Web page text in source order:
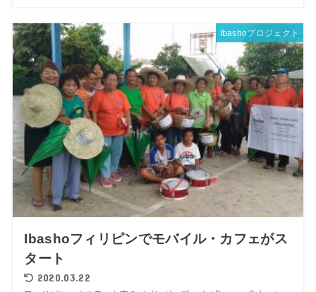
Ibashoプロジェクト
Ibashoフィリピンでモバイル・カフェがス
タート
2020.03.22